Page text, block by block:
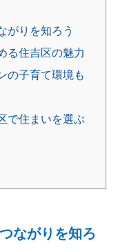
がりを知ろう
る住吉区の魅力
の子育て環境も
で住まいを選ぶ
ながりを知ろ